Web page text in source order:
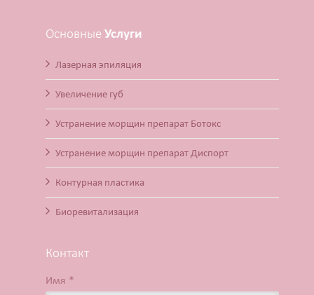
Основные Услуги
Лазерная эпиляция
Увеличение губ
Устранение морщин препарат Ботокс
Устранение морщин препарат Диспорт
Контурная пластика
Биоревитализация
Контакт
Имя *